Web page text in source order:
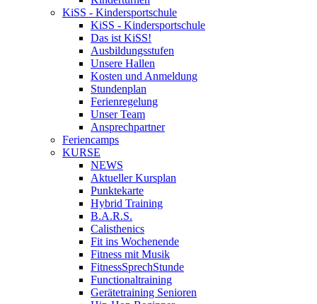
KiSS - Kindersportschule
KiSS - Kindersportschule
Das ist KiSS!
Ausbildungsstufen
Unsere Hallen
Kosten und Anmeldung
Stundenplan
Ferienregelung
Unser Team
Ansprechpartner
Feriencamps
KURSE
NEWS
Aktueller Kursplan
Punktekarte
Hybrid Training
B.A.R.S.
Calisthenics
Fit ins Wochenende
Fitness mit Musik
FitnessSprechStunde
Functionaltraining
Gerätetraining Senioren